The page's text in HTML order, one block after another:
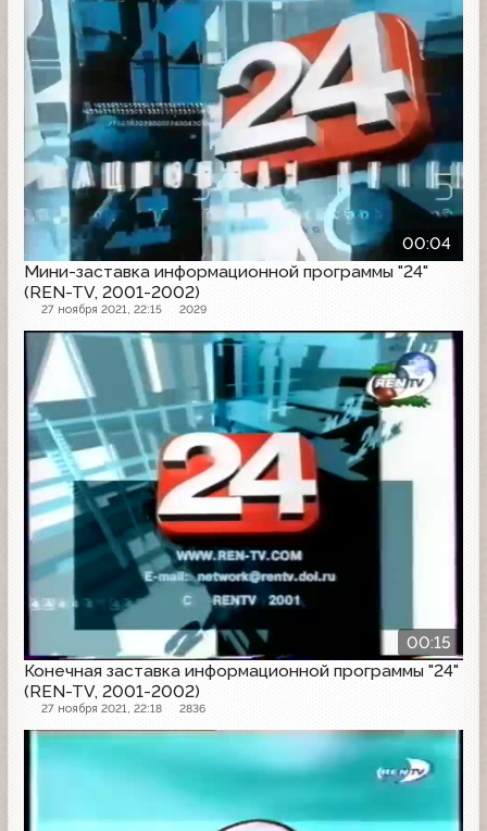
00:04
Мини-заставка информационной программы "24"
(REN-TV, 2001-2002)
27 ноября 2021, 22:15 2029
00:15
Конечная заставка информационной программы "24"
(REN-TV, 2001-2002)
27 ноября 2021, 22:18 2836
Заставка программы